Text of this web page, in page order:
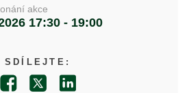
akce
17:30 - 19:00
SDÍLEJTE: